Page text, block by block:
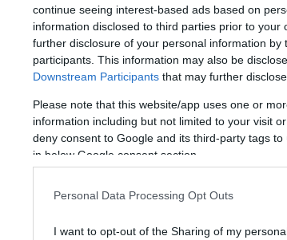
continue seeing interest-based ads based on
information disclosed to third parties prior to
further disclosure of your personal information by
participants. This information may also be
Downstream Participants that may further
Please note that this website/app uses one or
information including but not limited to your visit
deny consent to Google and its third-party tags
in below Google consent section.
Personal Data Processing Opt Outs
I want to opt-out of the Sharing of my